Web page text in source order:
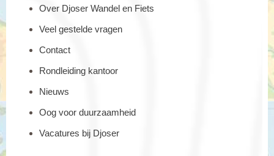
Over Djoser Wandel en Fiets
Veel gestelde vragen
Contact
Rondleiding kantoor
Nieuws
Oog voor duurzaamheid
Vacatures bij Djoser